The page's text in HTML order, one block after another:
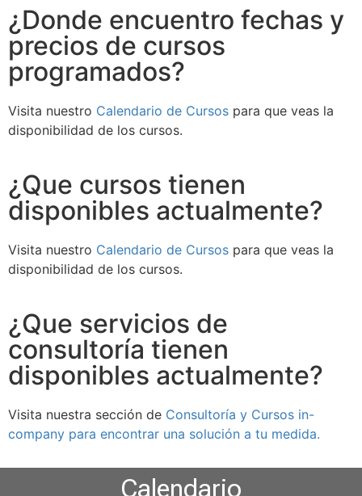
¿Donde encuentro fechas y
precios de cursos
programados?
Visita nuestro Calendario de Cursos para que veas la
disponibilidad de los cursos.
¿Que cursos tienen
disponibles actualmente?
Visita nuestro Calendario de Cursos para que veas la
disponibilidad de los cursos.
¿Que servicios de
consultoría tienen
disponibles actualmente?
Visita nuestra sección de Consultoría y Cursos in-
company para encontrar una solución a tu medida.
Calendario